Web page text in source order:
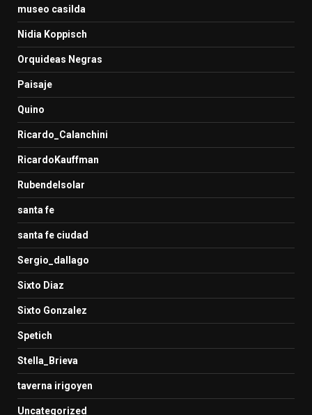
museo casilda
Nidia Koppisch
Orquideas Negras
Paisaje
Quino
Ricardo_Calanchini
RicardoKauffman
Rubendelsolar
santa fe
santa fe ciudad
Sergio_dallago
Sixto Diaz
Sixto Gonzalez
Spetich
Stella_Brieva
taverna irigoyen
Uncategorized